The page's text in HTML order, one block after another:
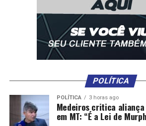
POLÍTICA
POLÍTICA 3 horas ago
Medeiros critica aliança
em MT: “É a Lei de